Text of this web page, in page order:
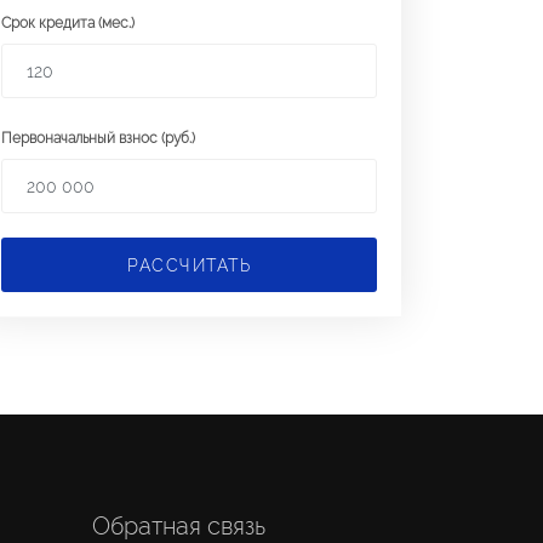
Срок кредита (мес.)
Первоначальный взнос (руб.)
РАССЧИТАТЬ
Обратная связь